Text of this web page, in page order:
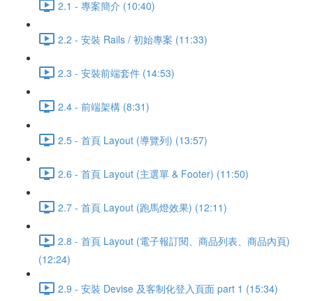
2.1 - 專案簡介 (10:40)
2.2 - 安裝 Rails / 初始專案 (11:33)
2.3 - 安裝前端套件 (14:53)
2.4 - 前端架構 (8:31)
2.5 - 首頁 Layout (導覽列) (13:57)
2.6 - 首頁 Layout (主選單 & Footer) (11:50)
2.7 - 首頁 Layout (跑馬燈效果) (12:11)
2.8 - 首頁 Layout (電子報訂閱、商品列表、商品內頁)
(12:24)
2.9 - 安裝 Devise 及客制化登入頁面 part 1 (15:34)